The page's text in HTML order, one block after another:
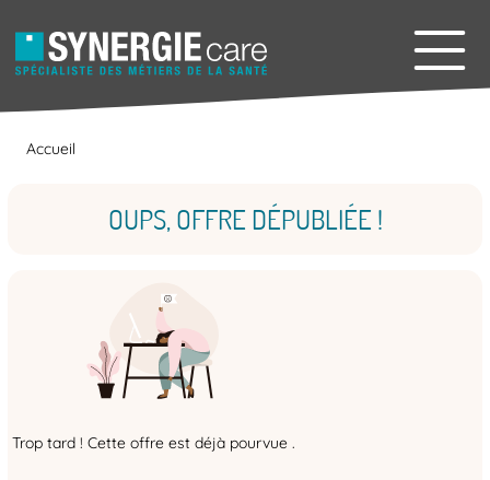
Accueil
OUPS, OFFRE DÉPUBLIÉE !
Trop tard ! Cette offre est déjà pourvue .